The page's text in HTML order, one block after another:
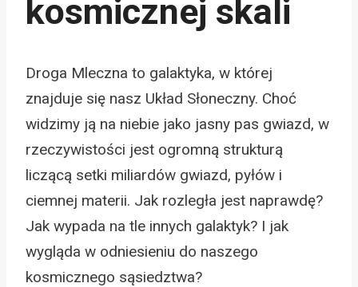
kosmicznej skali
Droga Mleczna to galaktyka, w której
znajduje się nasz Układ Słoneczny. Choć
widzimy ją na niebie jako jasny pas gwiazd, w
rzeczywistości jest ogromną strukturą
liczącą setki miliardów gwiazd, pyłów i
ciemnej materii. Jak rozległa jest naprawdę?
Jak wypada na tle innych galaktyk? I jak
wygląda w odniesieniu do naszego
kosmicznego sąsiedztwa?